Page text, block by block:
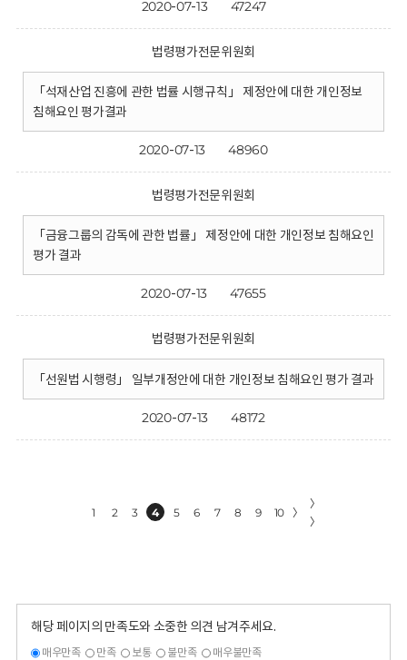
2020-07-13 47247
법령평가전문위원회
「석재산업 진흥에 관한 법률 시행규칙」 제정안에 대한 개인정보
침해요인 평가결과
2020-07-13 48960
법령평가전문위원회
「금융그룹의 감독에 관한 법률」 제정안에 대한 개인정보 침해요인
평가 결과
2020-07-13 47655
법령평가전문위원회
「선원법 시행령」 일부개정안에 대한 개인정보 침해요인 평가 결과
2020-07-13 48172
1 2 3 4 5 6 7 8 9 10 〉
〉
〉
해당 페이지의 만족도와 소중한 의견 남겨주세요.
매우만족 만족 보통 불만족 매우불만족